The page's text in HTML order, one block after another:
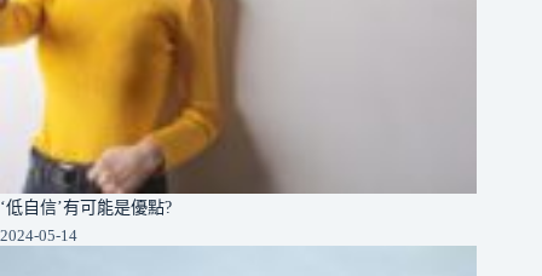
‘低自信’有可能是優點?
2024-05-14